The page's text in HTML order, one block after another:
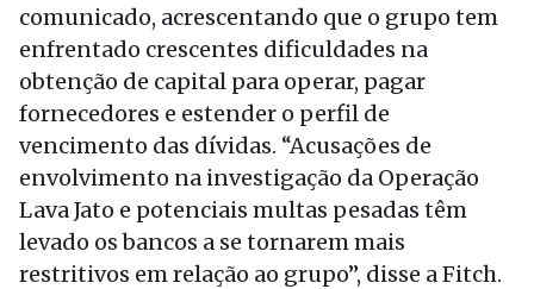
comunicado, acrescentando que o grupo tem
enfrentado crescentes dificuldades na
obtenção de capital para operar, pagar
fornecedores e estender o perfil de
vencimento das dívidas. “Acusações de
envolvimento na investigação da Operação
Lava Jato e potenciais multas pesadas têm
levado os bancos a se tornarem mais
restritivos em relação ao grupo”, disse a Fitch.